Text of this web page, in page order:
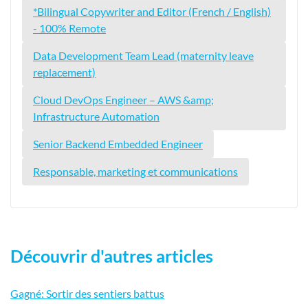
*Bilingual Copywriter and Editor (French / English)
- 100% Remote
Data Development Team Lead (maternity leave
replacement)
Cloud DevOps Engineer – AWS &amp;
Infrastructure Automation
Senior Backend Embedded Engineer
Responsable, marketing et communications
Découvrir d'autres articles
Gagné: Sortir des sentiers battus